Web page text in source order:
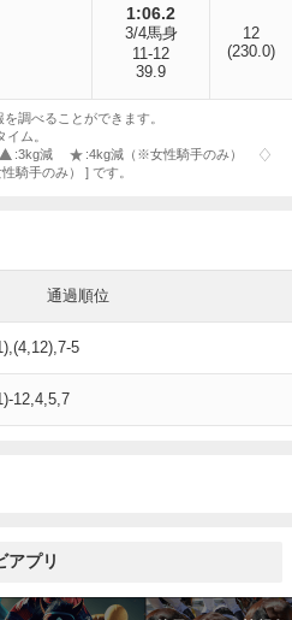
1:06.2
3/4馬身
11-12
39.9
12
(230.0)
調べることができます。
ム。
:3kg減
:4kg減（※女性騎手のみ）
騎手のみ） ] です。
通過順位
5
12,4,5,7
アプリ